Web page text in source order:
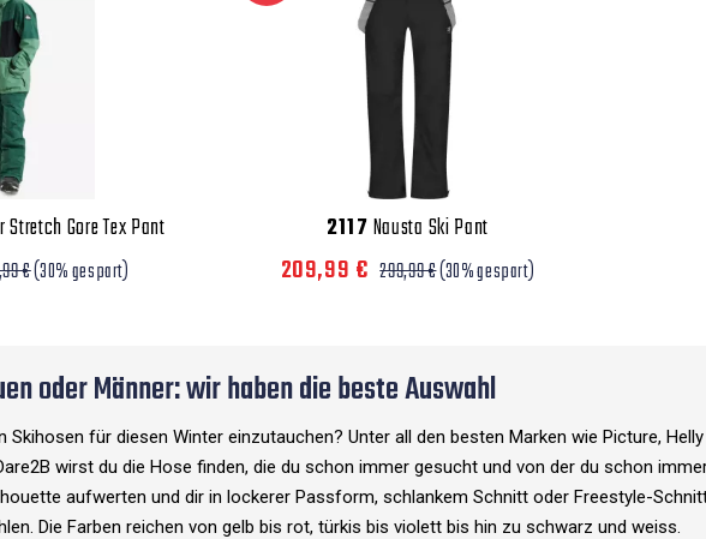
Stretch Gore Tex Pant
€(30% gespart)
2117Nausta Ski Pant
209,99 € 299,99 €(30% gespart)
oder Männer: wir haben die beste Auswahl
Skihosen für diesen Winter einzutauchen? Unter all den besten Marken wie Picture, Helly
wirst du die Hose finden, die du schon immer gesucht und von der du schon
aufwerten und dir in lockerer Passform, schlankem Schnitt oder Freestyle-
Die Farben reichen von gelb bis rot, türkis bis violett bis hin zu schwarz und weiss.